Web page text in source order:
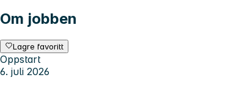
Om jobben
Lagre favoritt
Oppstart
6. juli 2026